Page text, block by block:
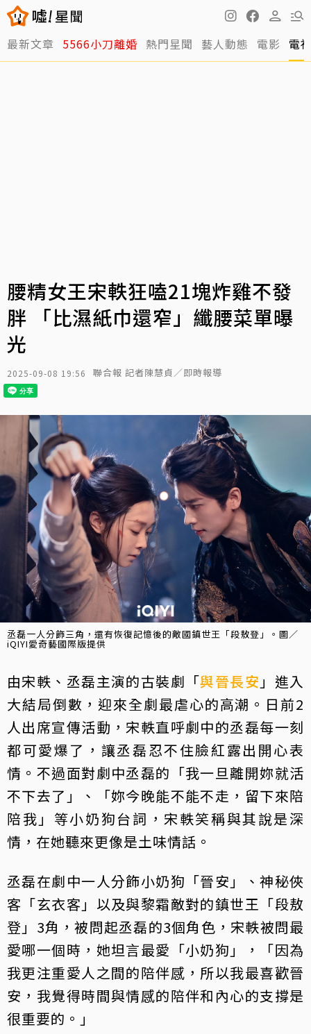
最新文章 5566小刀離婚 熱門星聞 藝人動態 電影 電
腰精女王宋軼狂嗑21塊炸雞不發
胖 「比濕紙巾還窄」纖腰菜單曝
光
2025-09-08 19:56 聯合報 記者陳慧貞／即時報導
丞磊一人分飾三角，還有恢復記憶後的敵國鎮世王「段敖登」。圖／
iQIYI愛奇藝國際版提供
由宋軼、丞磊主演的古裝劇「與晉長安 」進入
大結局倒數，迎來全劇最虐心的高潮。日前2
人出席宣傳活動，宋軼直呼劇中的丞磊每一刻
都可愛爆了，讓丞磊忍不住臉紅露出開心表
情。不過面對劇中丞磊的「我一旦離開妳就活
不下去了」、「妳今晚能不能不走，留下來陪
陪我」等小奶狗台詞，宋軼笑稱與其說是深
情，在她聽來更像是土味情話。
丞磊在劇中一人分飾小奶狗「晉安」、神秘俠
客「玄衣客」以及與黎霜敵對的鎮世王「段敖
登」3角，被問起丞磊的3個角色，宋軼被問最
愛哪一個時，她坦言最愛「小奶狗」，「因為
我更注重愛人之間的陪伴感，所以我最喜歡晉
安，我覺得時間與情感的陪伴和內心的支撐是
很重要的。」